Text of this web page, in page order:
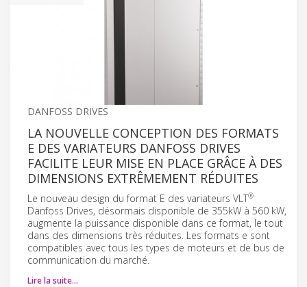
DANFOSS DRIVES
LA NOUVELLE CONCEPTION DES FORMATS
E DES VARIATEURS DANFOSS DRIVES
FACILITE LEUR MISE EN PLACE GRÂCE À DES
DIMENSIONS EXTRÊMEMENT RÉDUITES
Le nouveau design du format E des variateurs VLT®
Danfoss Drives, désormais disponible de 355kW à 560 kW,
augmente la puissance disponible dans ce format, le tout
dans des dimensions très réduites. Les formats e sont
compatibles avec tous les types de moteurs et de bus de
communication du marché.
Lire la suite…